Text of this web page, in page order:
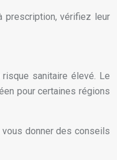
prescription, vérifiez leur
sanitaire élevé. Le
pour certaines régions
vous donner des conseils